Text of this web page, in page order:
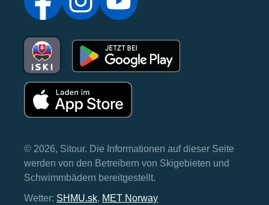
© 2026, Sitour. Die Informationen auf dieser Seite
werden von den Betreibern von Skigebieten und
Schwimmbädern bereitgestellt.
Wetter: SHMU.sk, MET Norway